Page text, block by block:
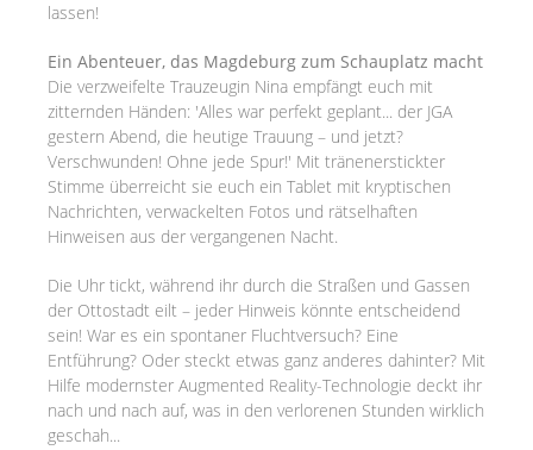
lassen!
Ein Abenteuer, das Magdeburg zum Schauplatz macht
Die verzweifelte Trauzeugin Nina empfängt euch mit
zitternden Händen: 'Alles war perfekt geplant... der JGA
gestern Abend, die heutige Trauung – und jetzt?
Verschwunden! Ohne jede Spur!' Mit tränenerstickter
Stimme überreicht sie euch ein Tablet mit kryptischen
Nachrichten, verwackelten Fotos und rätselhaften
Hinweisen aus der vergangenen Nacht.
Die Uhr tickt, während ihr durch die Straßen und Gassen
der Ottostadt eilt – jeder Hinweis könnte entscheidend
sein! War es ein spontaner Fluchtversuch? Eine
Entführung? Oder steckt etwas ganz anderes dahinter? Mit
Hilfe modernster Augmented Reality-Technologie deckt ihr
nach und nach auf, was in den verlorenen Stunden wirklich
geschah...